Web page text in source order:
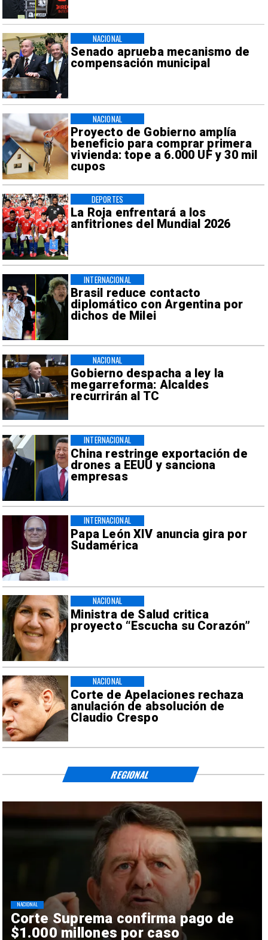
Senado aprueba mecanismo de
compensación municipal
NACIONAL
Proyecto de Gobierno amplía
beneficio para comprar primera
vivienda: tope a 6.000 UF y 30 mil
cupos
NACIONAL
La Roja enfrentará a los
anfitriones del Mundial 2026
DEPORTES
Brasil reduce contacto
diplomático con Argentina por
dichos de Milei
INTERNACIONAL
Gobierno despacha a ley la
megarreforma: Alcaldes
recurrirán al TC
NACIONAL
China restringe exportación de
drones a EEUU y sanciona
empresas
INTERNACIONAL
Papa León XIV anuncia gira por
Sudamérica
INTERNACIONAL
Ministra de Salud critica
proyecto “Escucha su Corazón”
NACIONAL
Corte de Apelaciones rechaza
anulación de absolución de
Claudio Crespo
NACIONAL
Corte Suprema confirma pago de
$1.000 millones por caso
NACIONAL
REGIONAL